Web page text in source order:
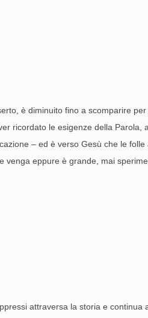
è diminuito fino a scomparire
ricordato le esigenze della
– ed è verso Gesù che le
eppure è grande, mai
attraversa la storia e